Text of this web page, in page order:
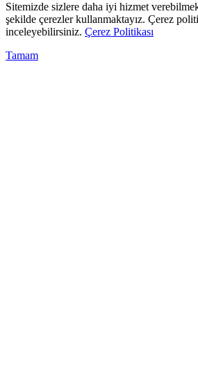
Sitemizde sizlere daha iyi hizmet
şekilde çerezler kullanmaktayız. Çerez
inceleyebilirsiniz. Çerez Politikası
Tamam